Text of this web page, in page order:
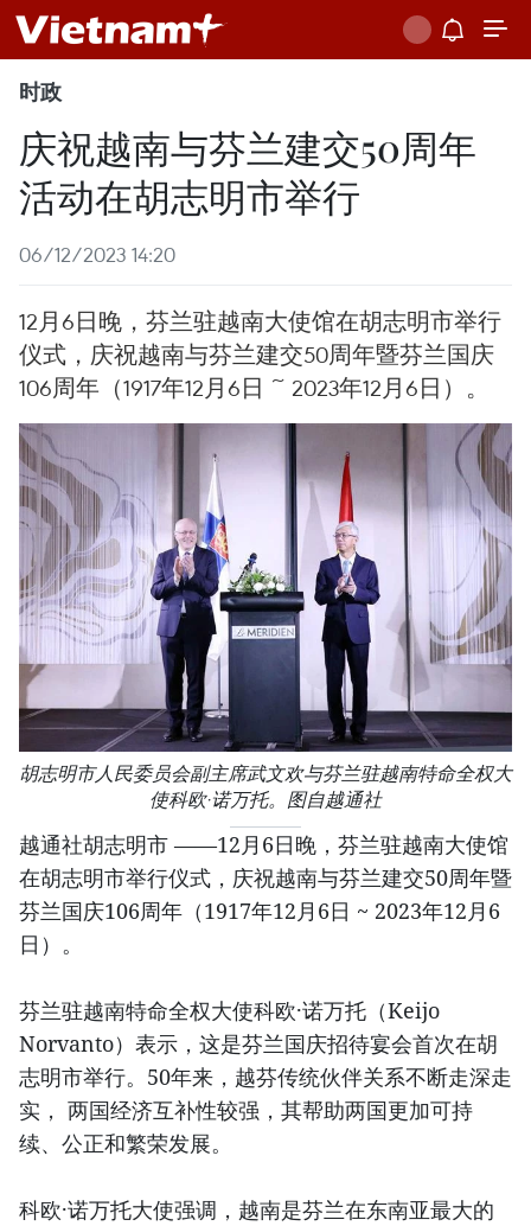
时政
庆祝越南与芬兰建交50周年
活动在胡志明市举行
06/12/2023 14:20
12月6日晚，芬兰驻越南大使馆在胡志明市举行
仪式，庆祝越南与芬兰建交50周年暨芬兰国庆
106周年（1917年12月6日 ~ 2023年12月6日）。
胡志明市人民委员会副主席武文欢与芬兰驻越南特命全权大
使科欧·诺万托。图自越通社
越通社胡志明市 ——12月6日晚，芬兰驻越南大使馆
在胡志明市举行仪式，庆祝越南与芬兰建交50周年暨
芬兰国庆106周年（1917年12月6日 ~ 2023年12月6
日）。
芬兰驻越南特命全权大使科欧·诺万托（Keijo
Norvanto）表示，这是芬兰国庆招待宴会首次在胡
志明市举行。50年来，越芬传统伙伴关系不断走深走
实， 两国经济互补性较强，其帮助两国更加可持
续、公正和繁荣发展。
科欧·诺万托大使强调，越南是芬兰在东南亚最大的